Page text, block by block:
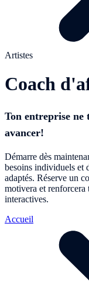
Artistes
Coach
Ton entreprise ne
avancer!
Démarre dès
besoins individuels et
adaptés. Réserve un
motivera et renforcera
interactives.
Accueil